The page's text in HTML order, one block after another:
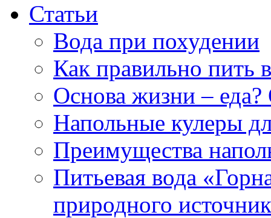
Статьи
Вода при похудении
Как правильно пить
Основа жизни –
Напольные кулеры
Преимущества
Питьевая вода
природного